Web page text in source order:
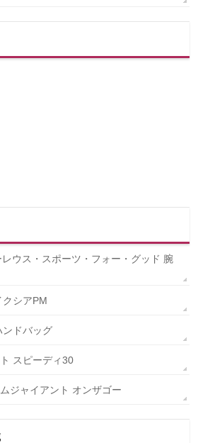
ウス・スポーツ・フォー・グッド 腕
シアPM
ンドバッグ
スピーディ30
ジャイアント オンザゴー